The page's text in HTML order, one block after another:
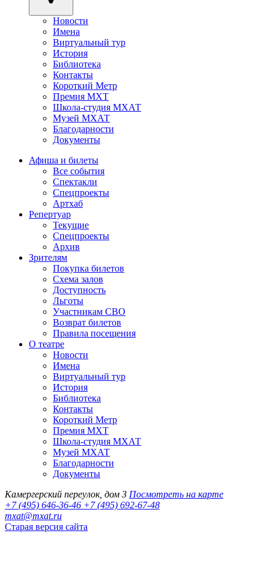
Новости
Имена
Виртуальный тур
История
Библиотека
Контакты
Короткий Метр
Премия МХТ
Школа-студия МХАТ
Музей МХАТ
Благодарности
Документы
Афиша и билеты
Все события
Спектакли
Спецпроекты
Артхаб
Репертуар
Текущие
Спецпроекты
Архив
Зрителям
Покупка билетов
Схема залов
Доступность
Льготы
Участникам СВО
Возврат билетов
Правила посещения
О театре
Новости
Имена
Виртуальный тур
История
Библиотека
Контакты
Короткий Метр
Премия МХТ
Школа-студия МХАТ
Музей МХАТ
Благодарности
Документы
Камергерский переулок, дом 3 Посмотреть на карте
+7 (495) 646-36-46 +7 (495) 692-67-48‬
mxat@mxat.ru
Старая версия сайта